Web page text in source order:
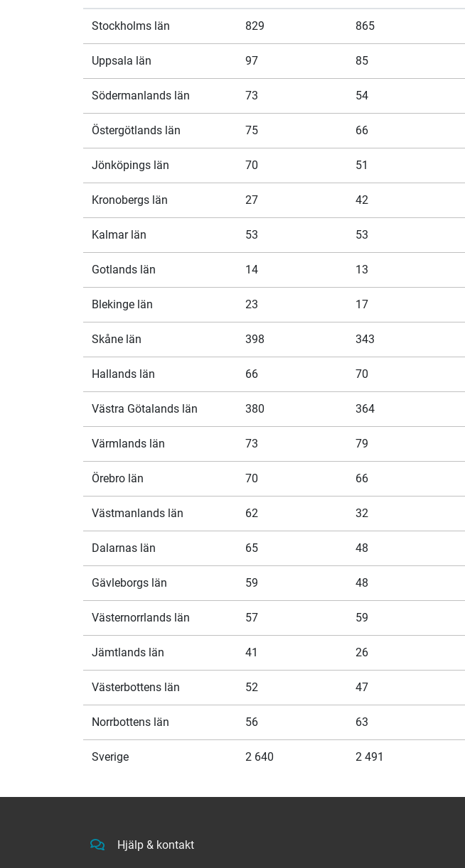
Stockholms län 829 865
Uppsala län 97 85
Södermanlands län 73 54
Östergötlands län 75 66
Jönköpings län 70 51
Kronobergs län 27 42
Kalmar län 53 53
Gotlands län 14 13
Blekinge län 23 17
Skåne län 398 343
Hallands län 66 70
Västra Götalands län 380 364
Värmlands län 73 79
Örebro län 70 66
Västmanlands län 62 32
Dalarnas län 65 48
Gävleborgs län 59 48
Västernorrlands län 57 59
Jämtlands län 41 26
Västerbottens län 52 47
Norrbottens län 56 63
Sverige 2 640 2 491
Hjälp & kontakt